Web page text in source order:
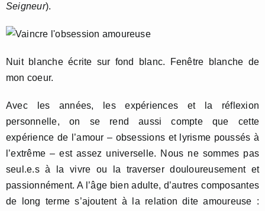
Seigneur).
Nuit blanche écrite sur fond blanc. Fenêtre blanche de
mon coeur.
Avec les années, les expériences et la réflexion
personnelle, on se rend aussi compte que cette
expérience de l’amour – obsessions et lyrisme poussés à
l’extrême – est assez universelle. Nous ne sommes pas
seul.e.s à la vivre ou la traverser douloureusement et
passionnément. A l’âge bien adulte, d’autres composantes
de long terme s’ajoutent à la relation dite amoureuse :